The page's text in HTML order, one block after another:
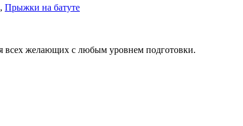
, Прыжки на батуте
всех желающих с любым уровнем подготовки.